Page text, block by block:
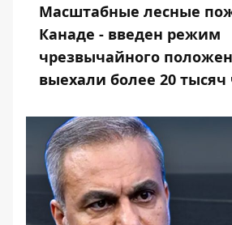
Масштабные лесные
Канаде - введен режим
чрезвычайного
выехали более 20 тысяч